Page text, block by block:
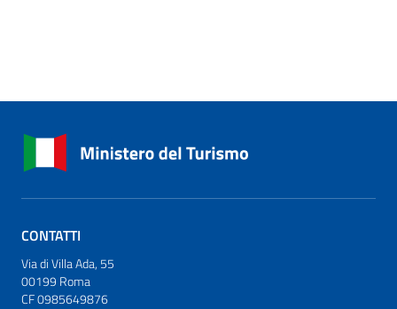
CONTATTI
Via di Villa Ada, 55
00199 Roma
CF 0985649876